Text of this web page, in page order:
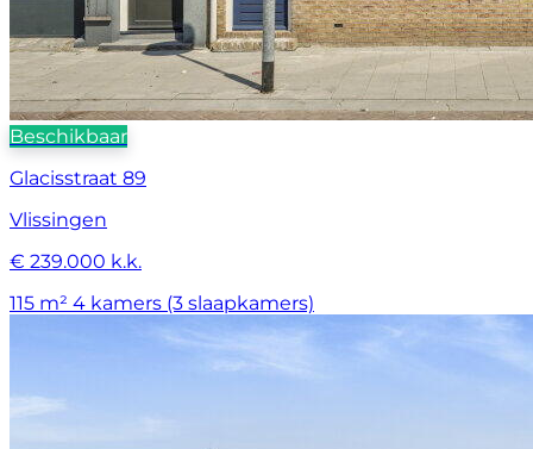
Beschikbaar
Glacisstraat 89
Vlissingen
€ 239.000 k.k.
115 m² 4 kamers (3 slaapkamers)